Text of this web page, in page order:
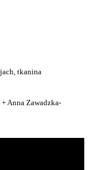
tkanina
Anna Zawadzka-